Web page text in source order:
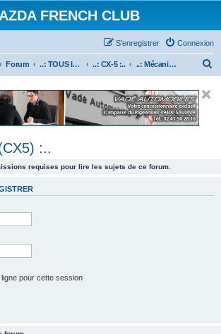
FRENCH CLUB
Connexion
S’enregistrer
Forum ..: TOUS les Véhicules MAZDA :.. ..: CX-5 :.. ..: Mécanique (CX5) :..
e
:..
requises pour lire les sujets de ce forum.
pour cette session